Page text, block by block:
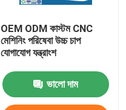
OEM ODM কাস্টম CNC
মেশিনিং পরিষেবা উচ্চ চাপ
যোগাযোগ যন্ত্রাংশ
ভালো দাম